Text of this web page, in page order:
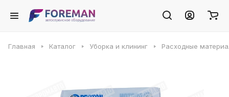
Главная Каталог Уборка и клининг Расходные